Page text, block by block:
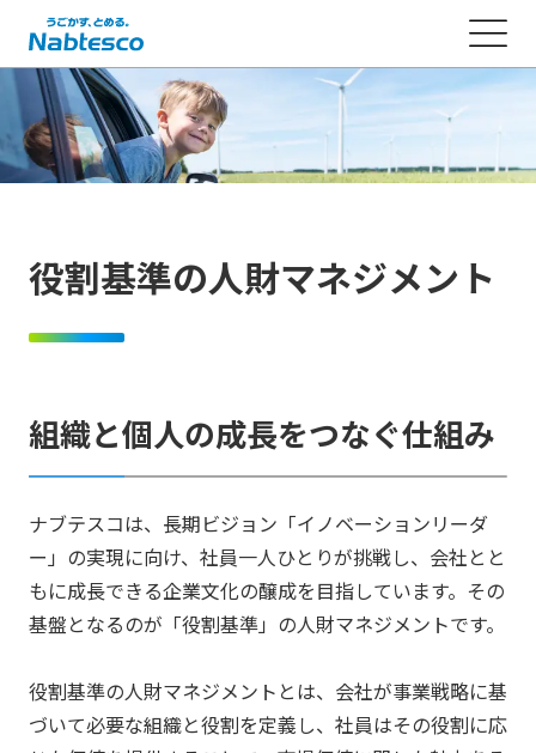
役割基準の人財マネジメント
組織と個人の成長をつなぐ仕組み
ナブテスコは、長期ビジョン「イノベーションリーダ
ー」の実現に向け、社員一人ひとりが挑戦し、会社とと
もに成長できる企業文化の醸成を目指しています。その
基盤となるのが「役割基準」の人財マネジメントです。
役割基準の人財マネジメントとは、会社が事業戦略に基
づいて必要な組織と役割を定義し、社員はその役割に応